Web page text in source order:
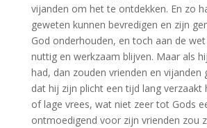
vijanden om het te ontdekken. En zo
geweten kunnen bevredigen en zijn
God onderhouden, en toch aan de
nuttig en werkzaam blijven. Maar als
had, dan zouden vrienden en vijanden
dat hij zijn plicht een tijd lang verzaakt
of lage vrees, wat niet zeer tot Gods
ontmoedigend voor zijn vrienden zou